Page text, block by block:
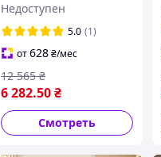
насос DONGYIN 50 л/
мин для скважин с
кабелем 20 м Для
чистой и грязной воды
Недоступен
5.0 (1)
от628₴/мес
6 282.50₴
12 565 ₴
Смотреть